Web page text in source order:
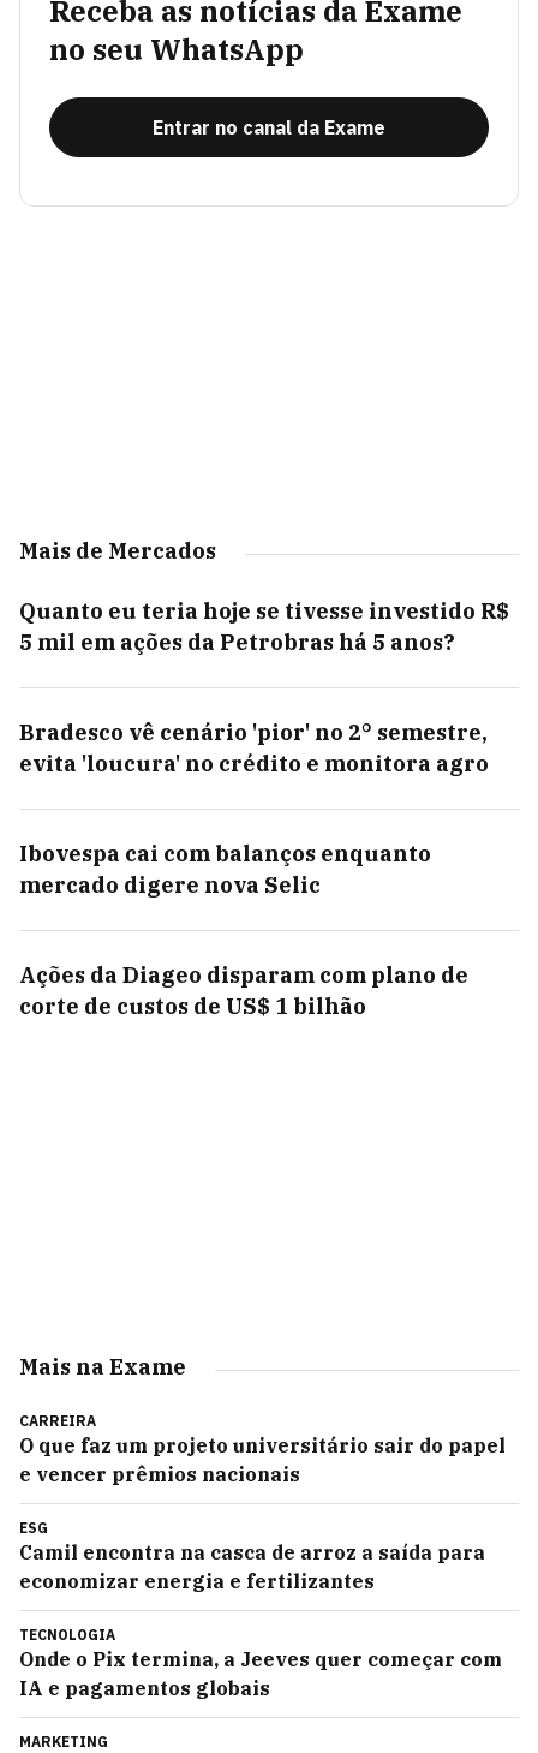
Receba as notícias da Exame
no seu WhatsApp
Entrar no canal da Exame
Mais de Mercados
Quanto eu teria hoje se tivesse investido R$
5 mil em ações da Petrobras há 5 anos?
Bradesco vê cenário 'pior' no 2° semestre,
evita 'loucura' no crédito e monitora agro
Ibovespa cai com balanços enquanto
mercado digere nova Selic
Ações da Diageo disparam com plano de
corte de custos de US$ 1 bilhão
Mais na Exame
CARREIRA
O que faz um projeto universitário sair do papel
e vencer prêmios nacionais
ESG
Camil encontra na casca de arroz a saída para
economizar energia e fertilizantes
TECNOLOGIA
Onde o Pix termina, a Jeeves quer começar com
IA e pagamentos globais
MARKETING